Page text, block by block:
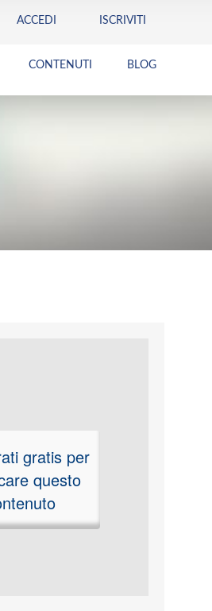
ACCEDI ISCRIVITI
CONTENUTI BLOG
gratis per
questo